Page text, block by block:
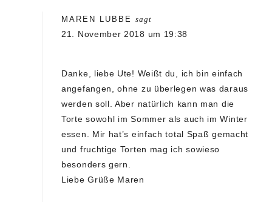
MAREN LUBBE sagt
21. November 2018 um 19:38
Danke, liebe Ute! Weißt du, ich bin einfach
angefangen, ohne zu überlegen was daraus
werden soll. Aber natürlich kann man die
Torte sowohl im Sommer als auch im Winter
essen. Mir hat’s einfach total Spaß gemacht
und fruchtige Torten mag ich sowieso
besonders gern.
Liebe Grüße Maren